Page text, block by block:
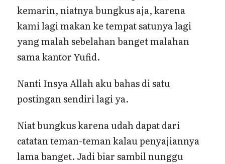
kemarin, niatnya bungkus aja, karena
kami lagi makan ke tempat satunya lagi
yang malah sebelahan banget malahan
sama kantor Yufid.
Nanti Insya Allah aku bahas di satu
postingan sendiri lagi ya.
Niat bungkus karena udah dapat dari
catatan teman-teman kalau penyajiannya
lama banget. Jadi biar sambil nunggu